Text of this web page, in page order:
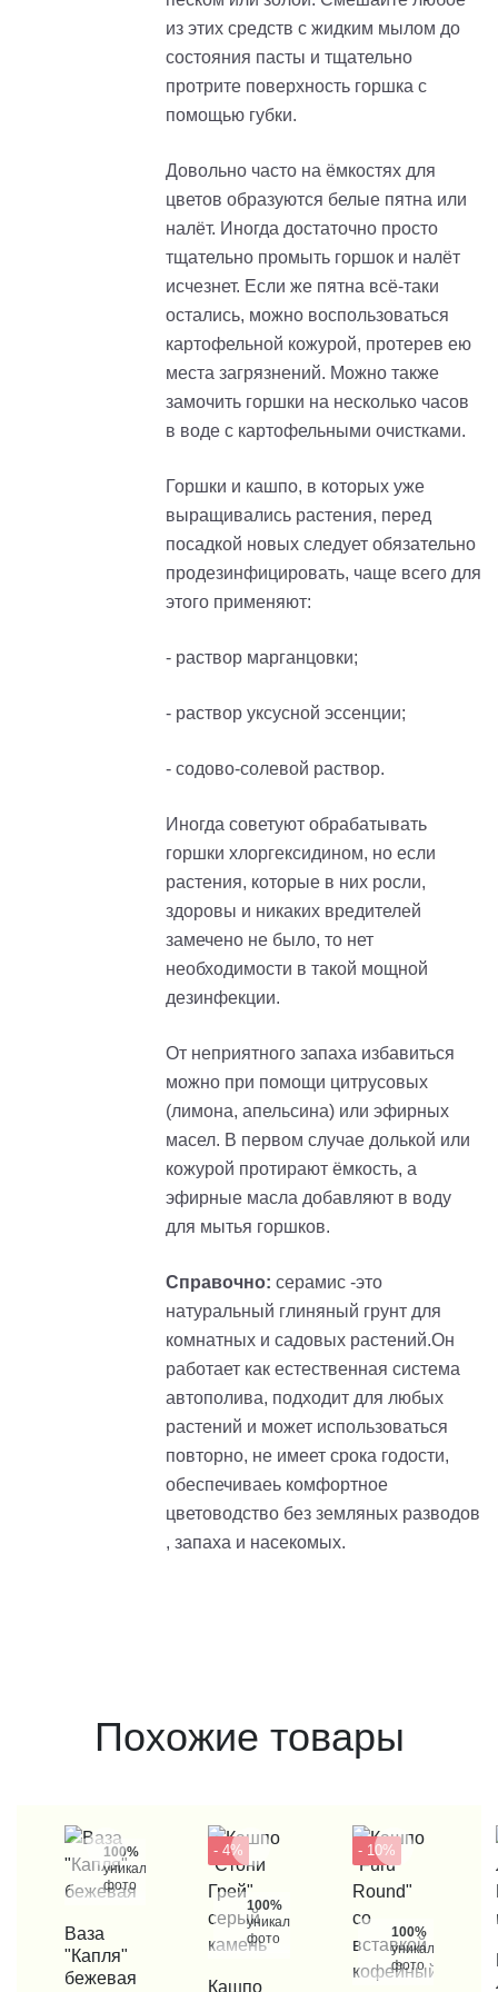
из этих средств с жидким мылом до
состояния пасты и тщательно
протрите поверхность горшка с
помощью губки.
Довольно часто на ёмкостях для
цветов образуются белые пятна или
налёт. Иногда достаточно просто
тщательно промыть горшок и налёт
исчезнет. Если же пятна всё-таки
остались, можно воспользоваться
картофельной кожурой, протерев ею
места загрязнений. Можно также
замочить горшки на несколько часов
в воде с картофельными очистками.
Горшки и кашпо, в которых уже
выращивались растения, перед
посадкой новых следует обязательно
продезинфицировать, чаще всего для
этого применяют:
- раствор марганцовки;
- раствор уксусной эссенции;
- содово-солевой раствор.
Иногда советуют обрабатывать
горшки хлоргексидином, но если
растения, которые в них росли,
здоровы и никаких вредителей
замечено не было, то нет
необходимости в такой мощной
дезинфекции.
От неприятного запаха избавиться
можно при помощи цитрусовых
(лимона, апельсина) или эфирных
масел. В первом случае долькой или
кожурой протирают ёмкость, а
эфирные масла добавляют в воду
для мытья горшков.
Справочно: серамис -это
натуральный глиняный грунт для
комнатных и садовых растений.Он
работает как естественная система
автополива, подходит для любых
растений и может использоваться
повторно, не имеет срока годости,
обеспечиваеь комфортное
цветоводство без земляных разводов
, запаха и насекомых.
Похожие товары
100%
уникальные
фото
КУПИТЬ В 1 КЛИК
Ваза
"Капля"
бежевая
- 4%
100%
уникальные
фото
КУПИТЬ В 1 КЛИК
Кашпо
- 10%
100%
уникальные
фото